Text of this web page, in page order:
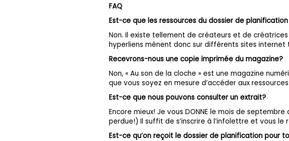
FAQ
Est-ce que les ressources du dossier de
Non. Il existe tellement de créateurs et de
hyperliens mènent donc sur différents sites internet
Recevrons-nous une copie imprimée du magazine?
Non, « Au son de la cloche » est une magazine
que vous soyez en mesure d’accéder aux
Est-ce que nous pouvons consulter un extrait?
Encore mieux! Je vous DONNE le mois de
perdue!) Il suffit de s’inscrire à l’infolettre et vous
Est-ce qu’on reçoit le dossier de planification pour